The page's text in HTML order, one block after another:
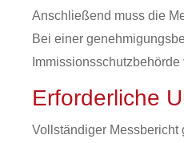
Anschließend muss die
Bei einer
Immissionsschutzbehörde
Erforderliche
Vollständiger Messbericht